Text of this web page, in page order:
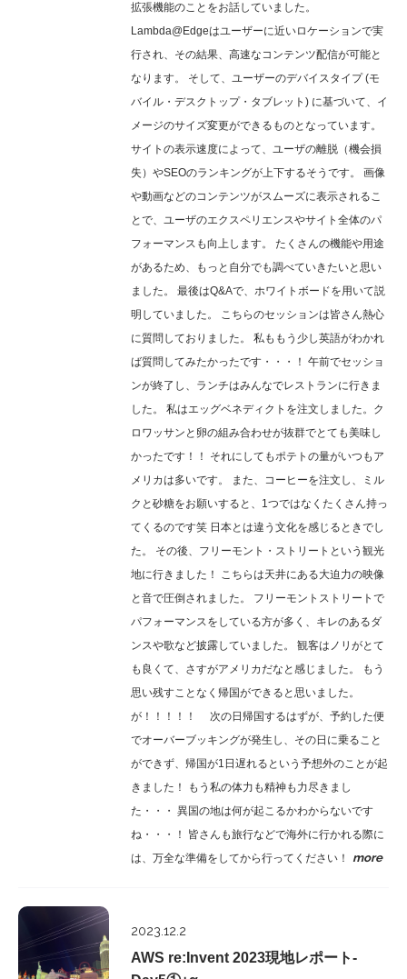
拡張機能のことをお話していました。
Lambda@Edgeはユーザーに近いロケーションで実
行され、その結果、高速なコンテンツ配信が可能と
なります。 そして、ユーザーのデバイスタイプ (モ
バイル・デスクトップ・タブレット) に基づいて、イ
メージのサイズ変更ができるものとなっています。
サイトの表示速度によって、ユーザの離脱（機会損
失）やSEOのランキングが上下するそうです。 画像
や動画などのコンテンツがスムーズに表示されるこ
とで、ユーザのエクスペリエンスやサイト全体のパ
フォーマンスも向上します。 たくさんの機能や用途
があるため、もっと自分でも調べていきたいと思い
ました。 最後はQ&Aで、ホワイトボードを用いて説
明していました。 こちらのセッションは皆さん熱心
に質問しておりました。 私ももう少し英語がわかれ
ば質問してみたかったです・・・！ 午前でセッショ
ンが終了し、ランチはみんなでレストランに行きま
した。 私はエッグベネディクトを注文しました。ク
ロワッサンと卵の組み合わせが抜群でとても美味し
かったです！！ それにしてもポテトの量がいつもア
メリカは多いです。 また、コーヒーを注文し、ミル
クと砂糖をお願いすると、1つではなくたくさん持っ
てくるのです笑 日本とは違う文化を感じるときでし
た。 その後、フリーモント・ストリートという観光
地に行きました！ こちらは天井にある大迫力の映像
と音で圧倒されました。 フリーモントストリートで
パフォーマンスをしている方が多く、キレのあるダ
ンスや歌など披露していました。 観客はノリがとて
も良くて、さすがアメリカだなと感じました。 もう
思い残すことなく帰国ができると思いました。
が！！！！！ 次の日帰国するはずが、予約した便
でオーバーブッキングが発生し、その日に乗ること
ができず、帰国が1日遅れるという予想外のことが起
きました！ もう私の体力も精神も力尽きまし
た・・・ 異国の地は何が起こるかわからないです
ね・・・！ 皆さんも旅行などで海外に行かれる際に
は、万全な準備をしてから行ってください！
more
2023.12.2
AWS re:Invent 2023現地レポート-